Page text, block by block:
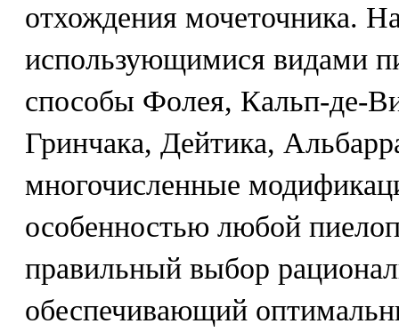
отхождения мочеточника.
использующимися видами
способы Фолея, Кальп-де-
Гринчака, Дейтика,
многочисленные
особенностью любой
правильный выбор
обеспечивающий